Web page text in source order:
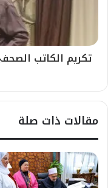
تكريم الكاتب
مقالات ذات صلة